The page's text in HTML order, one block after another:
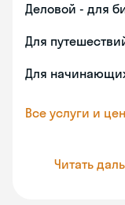
Деловой - для
Для
Для
Все услуги и
Читать